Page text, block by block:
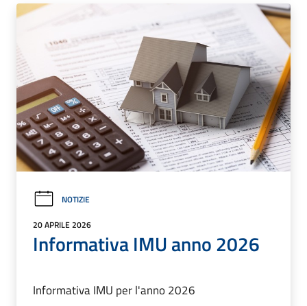
NOTIZIE
20 APRILE 2026
Informativa IMU anno 2026
Informativa IMU per l'anno 2026